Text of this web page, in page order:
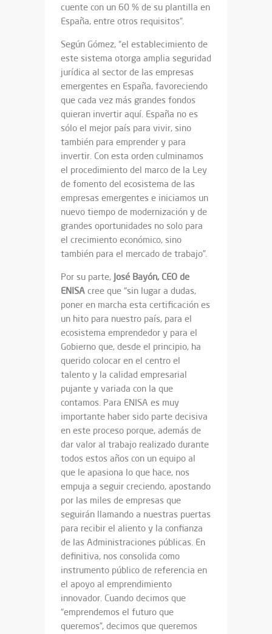
cuente con un 60 % de su plantilla en
España, entre otros requisitos”.
Según Gómez, “el establecimiento de
este sistema otorga amplia seguridad
jurídica al sector de las empresas
emergentes en España, favoreciendo
que cada vez más grandes fondos
quieran invertir aquí. España no es
sólo el mejor país para vivir, sino
también para emprender y para
invertir. Con esta orden culminamos
el procedimiento del marco de la Ley
de fomento del ecosistema de las
empresas emergentes e iniciamos un
nuevo tiempo de modernización y de
grandes oportunidades no solo para
el crecimiento económico, sino
también para el mercado de trabajo”.
Por su parte, José Bayón, CEO de
ENISA cree que “sin lugar a dudas,
poner en marcha esta certificación es
un hito para nuestro país, para el
ecosistema emprendedor y para el
Gobierno que, desde el principio, ha
querido colocar en el centro el
talento y la calidad empresarial
pujante y variada con la que
contamos. Para ENISA es muy
importante haber sido parte decisiva
en este proceso porque, además de
dar valor al trabajo realizado durante
todos estos años con un equipo al
que le apasiona lo que hace, nos
empuja a seguir creciendo, apostando
por las miles de empresas que
seguirán llamando a nuestras puertas
para recibir el aliento y la confianza
de las Administraciones públicas. En
definitiva, nos consolida como
instrumento público de referencia en
el apoyo al emprendimiento
innovador. Cuando decimos que
“emprendemos el futuro que
queremos”, decimos que queremos